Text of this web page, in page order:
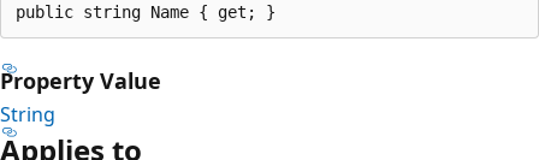
public string Name { get; }
Property Value
String
Applies to